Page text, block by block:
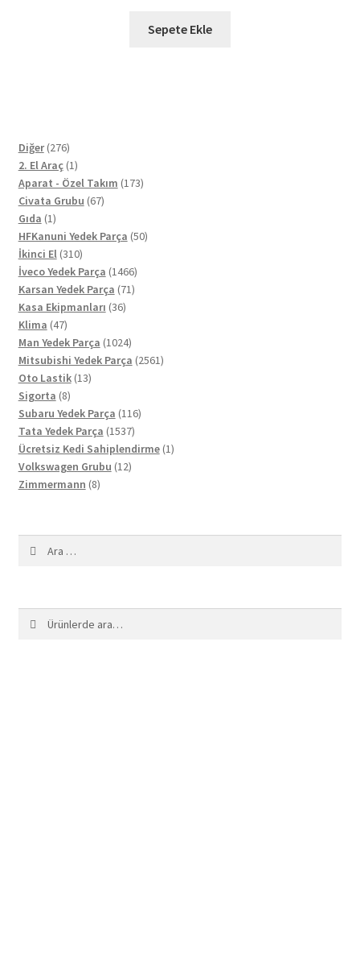
Sepete Ekle
Diğer 276276
ürün
2. El Araç 11
ürün
Aparat - Özel Takım 173173
Civata Grubu 6767
Gıda 11
ürün
HFKanuni Yedek Parça 5050
İkinci El 310310
ürün
İveco Yedek Parça 14661466
ürün
Karsan Yedek Parça 7171
Kasa Ekipmanları 3636
Klima 4747
ürün
Man Yedek Parça 10241024
ürün
Mitsubishi Yedek Parça 25612561
Oto Lastik 1313
Sigorta 88
ürün
Subaru Yedek Parça 116116
Tata Yedek Parça 15371537
ürün
Ücretsiz Kedi Sahiplendirme 11
Volkswagen Grubu 1212
Zimmermann 88